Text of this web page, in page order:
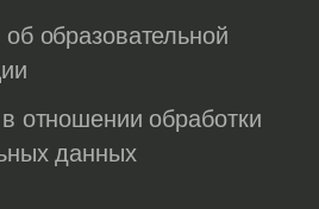
образовательной
отношении обработки
данных